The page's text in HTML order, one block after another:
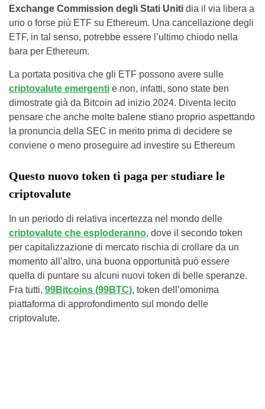
Exchange Commission degli Stati Uniti dia il via libera a
uno o forse più ETF su Ethereum. Una cancellazione degli
ETF, in tal senso, potrebbe essere l’ultimo chiodo nella
bara per Ethereum.
La portata positiva che gli ETF possono avere sulle
criptovalute emergenti e non, infatti, sono state ben
dimostrate già da Bitcoin ad inizio 2024. Diventa lecito
pensare che anche molte balene stiano proprio aspettando
la pronuncia della SEC in merito prima di decidere se
conviene o meno proseguire ad investire su Ethereum
Questo nuovo token ti paga per studiare le
criptovalute
In un periodo di relativa incertezza nel mondo delle
criptovalute che esploderanno, dove il secondo token
per capitalizzazione di mercato rischia di crollare da un
momento all’altro, una buona opportunità può essere
quella di puntare su alcuni nuovi token di belle speranze.
Fra tutti, 99Bitcoins (99BTC), token dell’omonima
piattaforma di approfondimento sul mondo delle
criptovalute.